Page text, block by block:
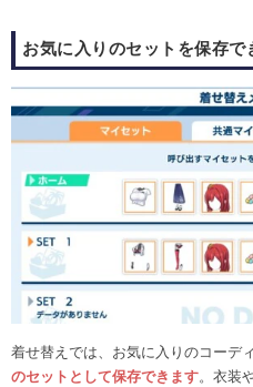
お気に入りのセットを保存で
着せ替えでは、お気に入りのコーデ
のセットとして保存できます。衣装